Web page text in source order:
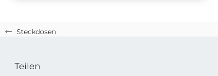
Steckdosen
Teilen